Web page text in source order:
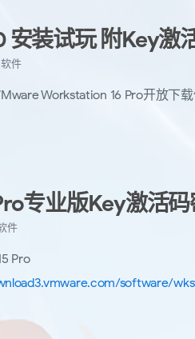
安装试玩 附Key激
软件
Workstation 16 Pro开放下
专业版Key激活
件
Pro
software/